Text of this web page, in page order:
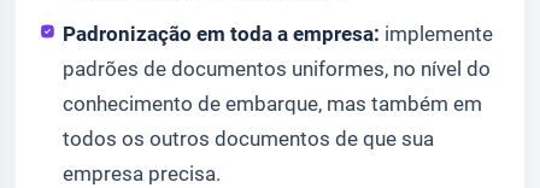
Padronização em toda a empresa: implemente
padrões de documentos uniformes, no nível do
conhecimento de embarque, mas também em
todos os outros documentos de que sua
empresa precisa.